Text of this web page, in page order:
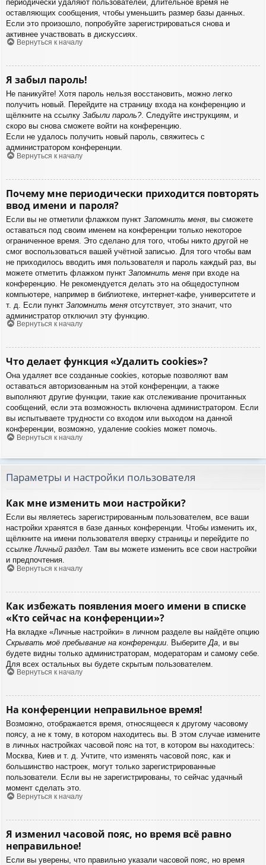
периодически удаляют пользователей, длительное время не
оставляющих сообщения, чтобы уменьшить размер базы данных.
Если это произошло, попробуйте зарегистрироваться снова и
активнее участвовать в дискуссиях.
Вернуться к началу
Я забыл пароль!
Не паникуйте! Хотя пароль нельзя восстановить, можно легко
получить новый. Перейдите на страницу входа на конференцию и
щёлкните на ссылку Забыли пароль?. Следуйте инструкциям, и
скоро вы снова сможете войти на конференцию.
Если не удалось получить новый пароль, свяжитесь с
администратором конференции.
Вернуться к началу
Почему мне периодически приходится повторять
ввод имени и пароля?
Если вы не отметили флажком пункт Запомнить меня , вы сможете
оставаться под своим именем на конференции только некоторое
ограниченное время. Это сделано для того, чтобы никто другой не
смог воспользоваться вашей учётной записью. Для того чтобы вам
не приходилось вводить имя пользователя и пароль каждый раз, вы
можете отметить флажком пункт Запомнить меня при входе на
конференцию. Не рекомендуется делать это на общедоступном
компьютере, например в библиотеке, интернет-кафе, университете и
т. д. Если пункт Запомнить меня отсутствует, это значит, что
администратор отключил эту функцию.
Вернуться к началу
Что делает функция «Удалить cookies»?
Она удаляет все созданные cookies, которые позволяют вам
оставаться авторизованным на этой конференции, а также
выполняют другие функции, такие как отслеживание прочитанных
сообщений, если эта возможность включена администратором. Если
вы испытываете трудности со входом или выходом на данной
конференции, возможно, удаление cookies может помочь.
Вернуться к началу
Параметры и настройки пользователя
Как мне изменить мои настройки?
Если вы являетесь зарегистрированным пользователем, все ваши
настройки хранятся в базе данных конференции. Чтобы изменить их,
щёлкните на имени пользователя вверху страницы и перейдите по
ссылкеЛичный раздел. Там вы можете изменить все свои настройки
и предпочтения.
Вернуться к началу
Как избежать появления моего имени в списке
«Кто сейчас на конференции»?
На вкладке «Личные настройки» в личном разделе вы найдёте опцию
Скрывать моё пребывание на конференции . Выберите Да , и вы
будете видны только администраторам, модераторам и самому себе.
Для всех остальных вы будете скрытым пользователем.
Вернуться к началу
На конференции неправильное время!
Возможно, отображается время, относящееся к другому часовому
поясу, а не к тому, в котором находитесь вы. В этом случае измените
в личных настройках часовой пояс на тот, в котором вы находитесь:
Москва, Киев и т. д. Учтите, что изменять часовой пояс, как и
большинство настроек, могут только зарегистрированные
пользователи. Если вы не зарегистрированы, то сейчас удачный
момент сделать это.
Вернуться к началу
Я изменил часовой пояс, но время всё равно
неправильное!
Если вы уверены, что правильно указали часовой пояс, но время